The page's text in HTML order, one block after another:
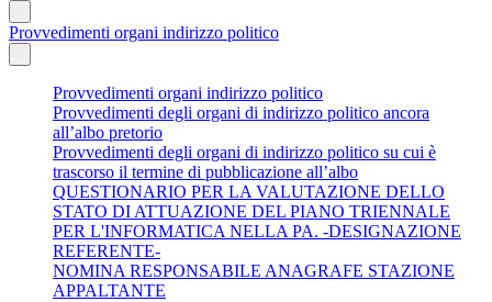
Provvedimenti organi indirizzo politico
Provvedimenti organi indirizzo politico
Provvedimenti degli organi di indirizzo politico ancora
all’albo pretorio
Provvedimenti degli organi di indirizzo politico su cui è
trascorso il termine di pubblicazione all’albo
QUESTIONARIO PER LA VALUTAZIONE DELLO
STATO DI ATTUAZIONE DEL PIANO TRIENNALE
PER L'INFORMATICA NELLA PA. -DESIGNAZIONE
REFERENTE-
NOMINA RESPONSABILE ANAGRAFE STAZIONE
APPALTANTE